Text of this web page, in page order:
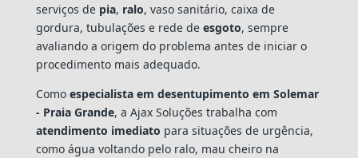
serviços de pia, ralo, vaso sanitário, caixa de
gordura, tubulações e rede de esgoto, sempre
avaliando a origem do problema antes de iniciar o
procedimento mais adequado.
Como especialista em desentupimento em Solemar
- Praia Grande, a Ajax Soluções trabalha com
atendimento imediato para situações de urgência,
como água voltando pelo ralo, mau cheiro na